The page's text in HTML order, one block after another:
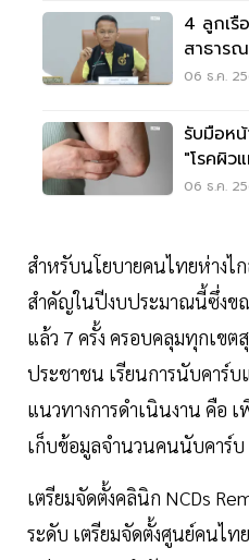
4 ลูกเรื
สาธาร
06 ธ.ค.
รับมือห
"โรคผิว
06 ธ.ค.
สำหรับนโยบายคนไทยห่างไ
สำคัญในปีงบประมาณนี้ซึ่งข
แล้ว 7 ครั้ง ครอบคลุมทุกเข
ประชาชน เรียนการนับคาร์บ
แนวทางการดำเนินงาน คือ
เก็บข้อมูลจำนวนคนนับคาร์บ
เตรียมจัดตั้งคลินิก NCDs
ระดับ เตรียมจัดตั้งศูนย์คนไท